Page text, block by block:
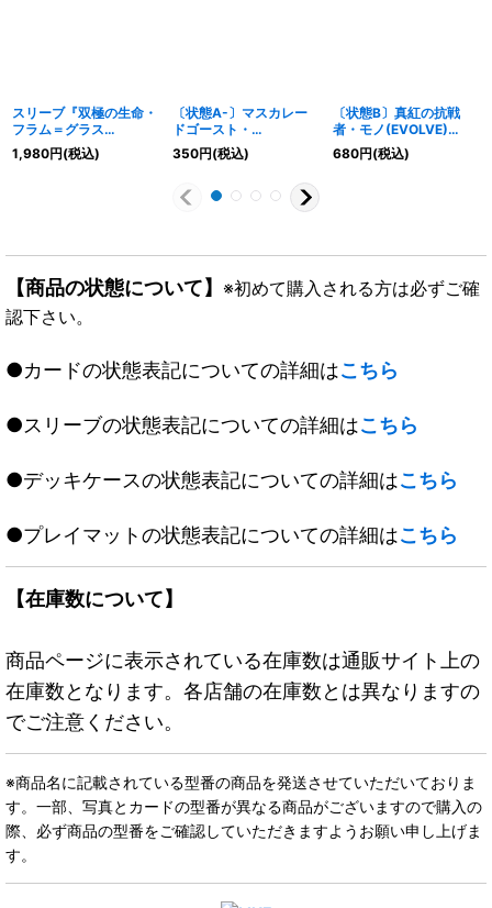
スリーブ『双極の生命・
フラム＝グラス
(MT1415)』65枚【サプ
ライ】{-}《-》
1,980円(税込)
〔状態A-〕マスカレー
ドゴースト・
S(ADVANCE)【SL】
{BP10-SL21}《ナイト
350円(税込)
〔状態B〕真紅の抗戦
者・モノ(EVOLVE)
【LG】{BP07-070}《ナ
イトメア》
680円(税込)
【商品の状態について】 ※初めて購入される方は必ずご確
認下さい。
●カードの状態表記についての詳細はこちら
●スリーブの状態表記についての詳細はこちら
●デッキケースの状態表記についての詳細はこちら
●プレイマットの状態表記についての詳細はこちら
【在庫数について】
商品ページに表示されている在庫数は通販サイト上の
在庫数となります。各店舗の在庫数とは異なりますの
でご注意ください。
※商品名に記載されている型番の商品を発送させていただいておりま
す。一部、写真とカードの型番が異なる商品がございますので購入の
際、必ず商品の型番をご確認していただきますようお願い申し上げま
す。